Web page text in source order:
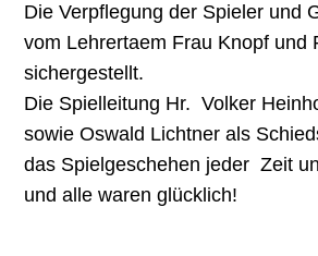
Die Verpflegung der Spieler und
vom Lehrertaem Frau Knopf und
sichergestellt.
Die Spielleitung Hr. Volker
sowie Oswald Lichtner als
das Spielgeschehen jeder Zeit
und alle waren glücklich!